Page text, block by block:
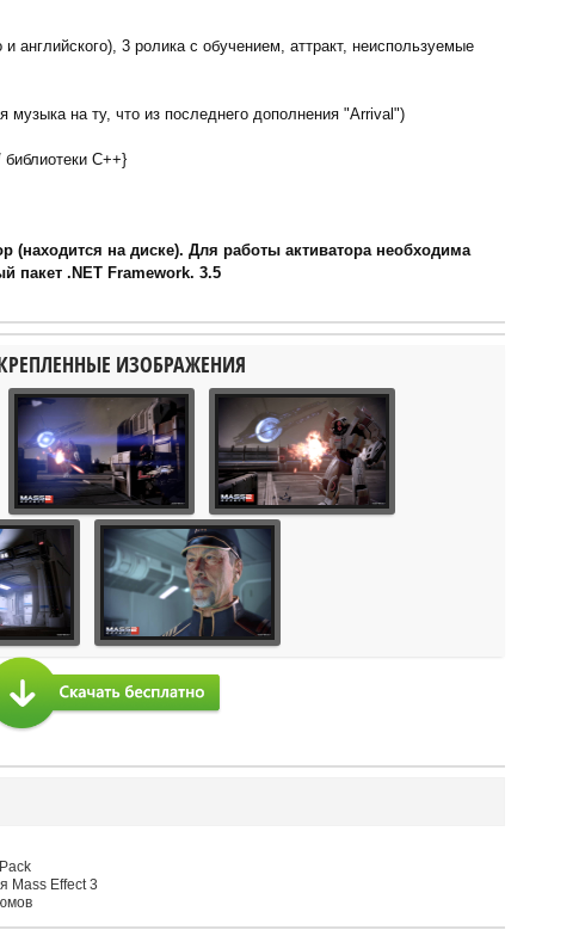
английского), 3 ролика с обучением, аттракт, неиспользуемые
на ту, что из последнего дополнения "Arrival")
C++}
(находится на диске). Для работы активатора необходима
пакет .NET Framework. 3.5
ИЗОБРАЖЕНИЯ
Mass Effect 3